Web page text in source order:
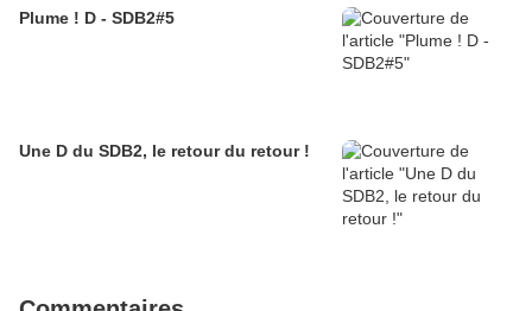
Plume ! D - SDB2#5
Une D du SDB2, le retour du retour !